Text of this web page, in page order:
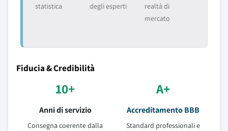
statistica
degli esperti
realtà di
mercato
Fiducia & Credibilità
10+
Anni di servizio
Consegna coerente dalla
A+
Accreditamento BBB
Standard professionali e